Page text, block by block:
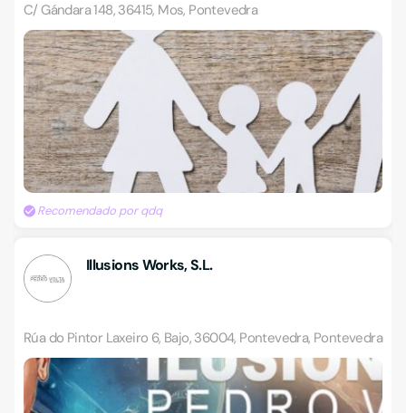
C/ Gándara 148, 36415, Mos, Pontevedra
Recomendado por qdq
Illusions Works, S.L.
Rúa do Pintor Laxeiro 6, Bajo, 36004, Pontevedra, Pontevedra